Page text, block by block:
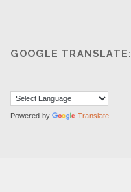
GOOGLE TRANSLATE:
Powered by Translate